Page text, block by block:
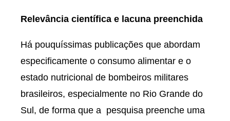
Relevância científica e lacuna preenchida
Há pouquíssimas publicações que abordam
especificamente o consumo alimentar e o
estado nutricional de bombeiros militares
brasileiros, especialmente no Rio Grande do
Sul, de forma que a pesquisa preenche uma